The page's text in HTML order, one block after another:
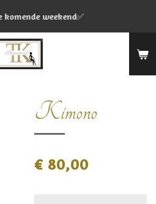
komende weekend✅
Kimono
€ 80,00